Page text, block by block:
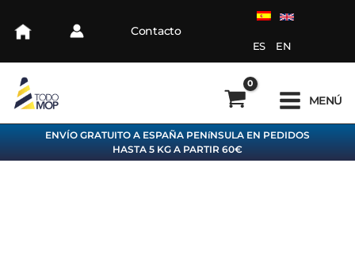
Contacto
ES EN
MENÚ
ENVÍO GRATUITO A ESPAÑA PENíNSULA EN PEDIDOS
HASTA 5 KG A PARTIR 60€